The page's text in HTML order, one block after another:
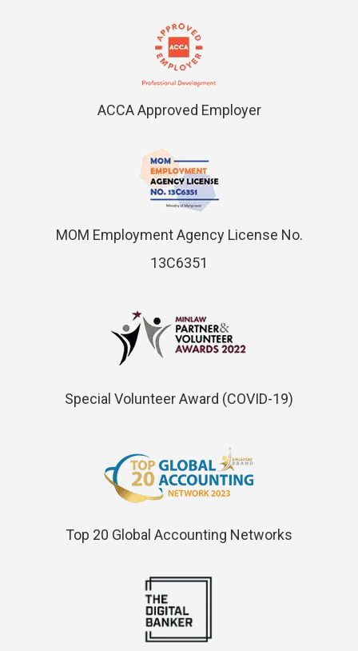
ACCA Approved Employer
MOM Employment Agency License No.
13C6351
Special Volunteer Award (COVID-19)
Top 20 Global Accounting Networks